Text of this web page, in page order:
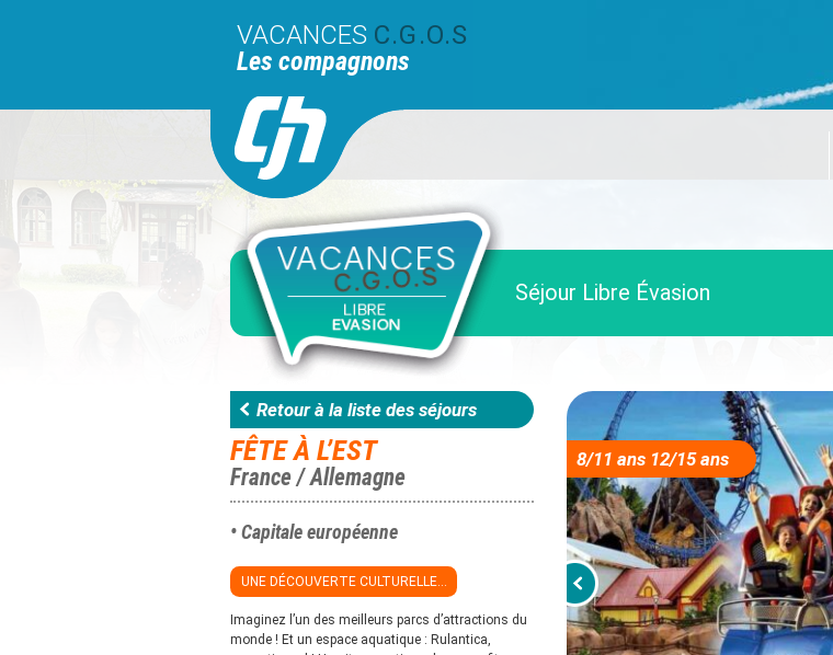
VACANCES C.G.O.S
Les compagnons
Séjour Libre Évasion
Retour à la liste des séjours
FÊTE À L’EST
France / Allemagne
• Capitale européenne
UNE DÉCOUVERTE CULTURELLE...
Imaginez l’un des meilleurs parcs d’attractions du
monde ! Et un espace aquatique : Rulantica,
8/11 ans 12/15 ans